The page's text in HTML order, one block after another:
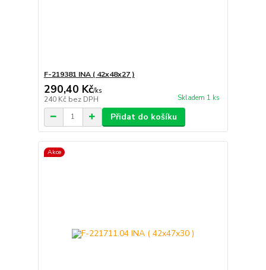
F-219381 INA ( 42x48x27 )
290,40 Kč/ks
240 Kč bez DPH Skladem 1 ks
Přidat do košíku
Akce